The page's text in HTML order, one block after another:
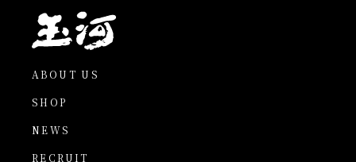
ABOUT US
SHOP
NEWS
RECRUIT